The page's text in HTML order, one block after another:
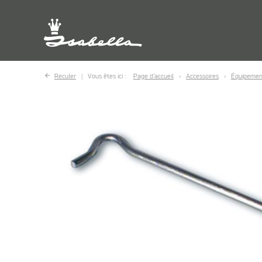
Reculer Vous êtes ici : Page d’accueil Accessoires